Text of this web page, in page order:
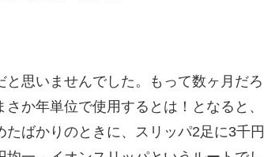
思いませんでした。もって数ヶ月だろ
か年単位で使用するとは！となると、
ばかりのときに、スリッパ2足に3千円